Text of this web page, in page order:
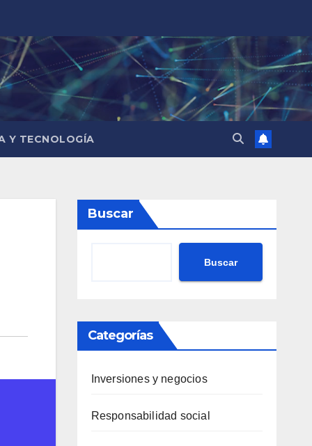
Y TECNOLOGÍA
Buscar
Buscar
Categorías
Inversiones y negocios
Responsabilidad social